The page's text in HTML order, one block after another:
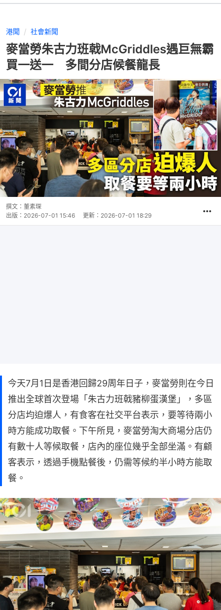
港聞 社會新聞
麥當勞朱古力班戟McGriddles遇巨無霸
買一送一 多間分店候餐龍長
撰文： 董素琛
出版： 2026-07-01 15:46 更新： 2026-07-01 18:29
今天7月1日是香港回歸29周年日子，麥當勞則在今日
推出全球首次登場「朱古力班戟豬柳蛋漢堡」，多區
分店均迫爆人，有食客在社交平台表示，要等待兩小
時方能成功取餐。下午所見，麥當勞淘大商場分店仍
有數十人等候取餐，店內的座位幾乎全部坐滿。有顧
客表示，透過手機點餐後，仍需等候約半小時方能取
餐。